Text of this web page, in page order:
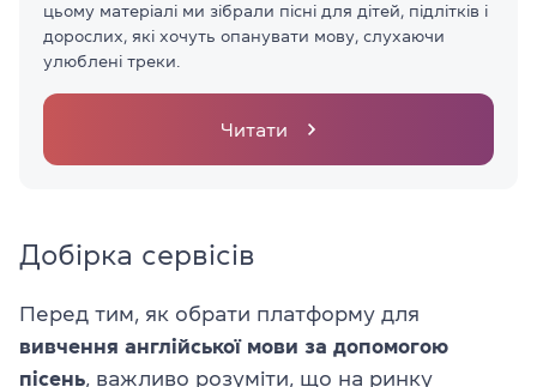
цьому матеріалі ми зібрали пісні для дітей, підлітків і
дорослих, які хочуть опанувати мову, слухаючи
улюблені треки.
Читати
Добірка сервісів
Перед тим, як обрати платформу для
вивчення англійської мови за допомогою
пісень , важливо розуміти, що на ринку